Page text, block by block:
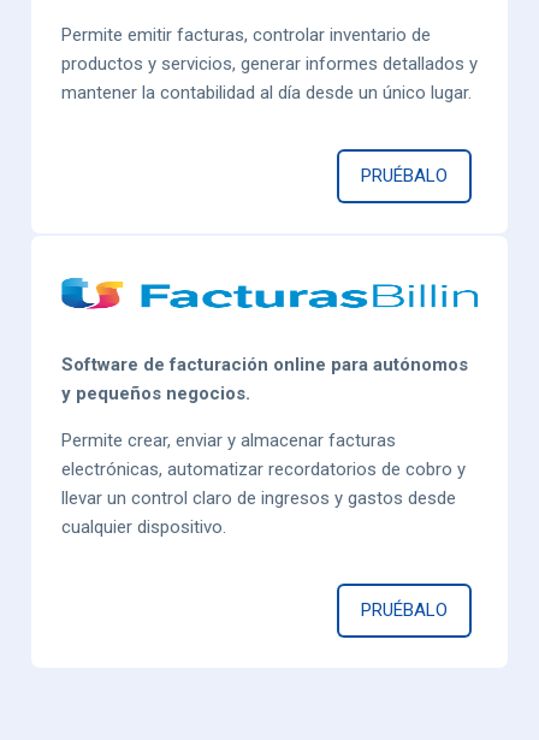
Permite emitir facturas, controlar inventario de
productos y servicios, generar informes detallados y
mantener la contabilidad al día desde un único lugar.
PRUÉBALO
Software de facturación online para autónomos
y pequeños negocios.
Permite crear, enviar y almacenar facturas
electrónicas, automatizar recordatorios de cobro y
llevar un control claro de ingresos y gastos desde
cualquier dispositivo.
PRUÉBALO